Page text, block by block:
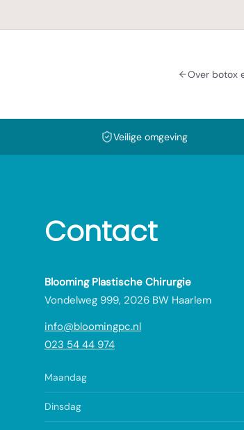
Over botox
Veilige omgeving
Contact
Blooming Plastische Chirurgie
Vondelweg 999, 2026 BW Haarlem
info@bloomingpc.nl
023 54 44 974
Maandag
Dinsdag